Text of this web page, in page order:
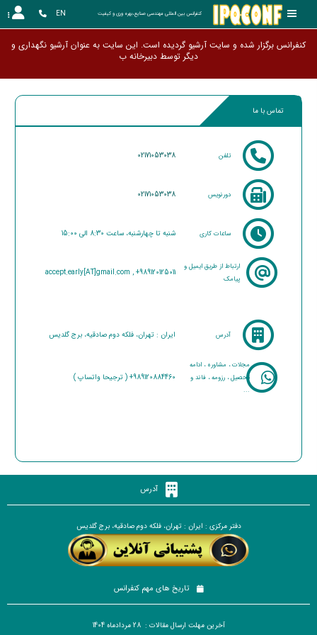
کنفرانس بین المللی مهندسی صنایع،بهره وری و کیفیت EN
کنفرانس برگزار شده و سایت آرشیو گردیده است. این سایت به عنوان آرشیو نگهداری و
دیگر توسط دبیرخ
تماس با ما
تلفن 02171053038
دورنویس 02171053038
ساعات کاری شنبه تا چهارشنبه، ساعت 8:30 الی 15:00
ارتباط از طریق ایمیل و
پیامک
accept.early[AT]gmail.com , +989120125011
آدرس ایران : تهران، فلکه دوم صادقیه، برج گلدیس
مجلات ، مشاوره ، ادامه
تحصیل ، رزومه ، فاند و
...
989120884460+ ( ترجیحا واتساپ )
آدرس
دفتر مرکزی : ایران : تهران، فلکه دوم صادقیه، برج گلدیس
تاریخ های مهم کنفرانس
آخرین مهلت ارسال مقالات : 28 مردادماه 1404